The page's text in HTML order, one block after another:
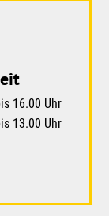
16.00 Uhr
13.00 Uhr